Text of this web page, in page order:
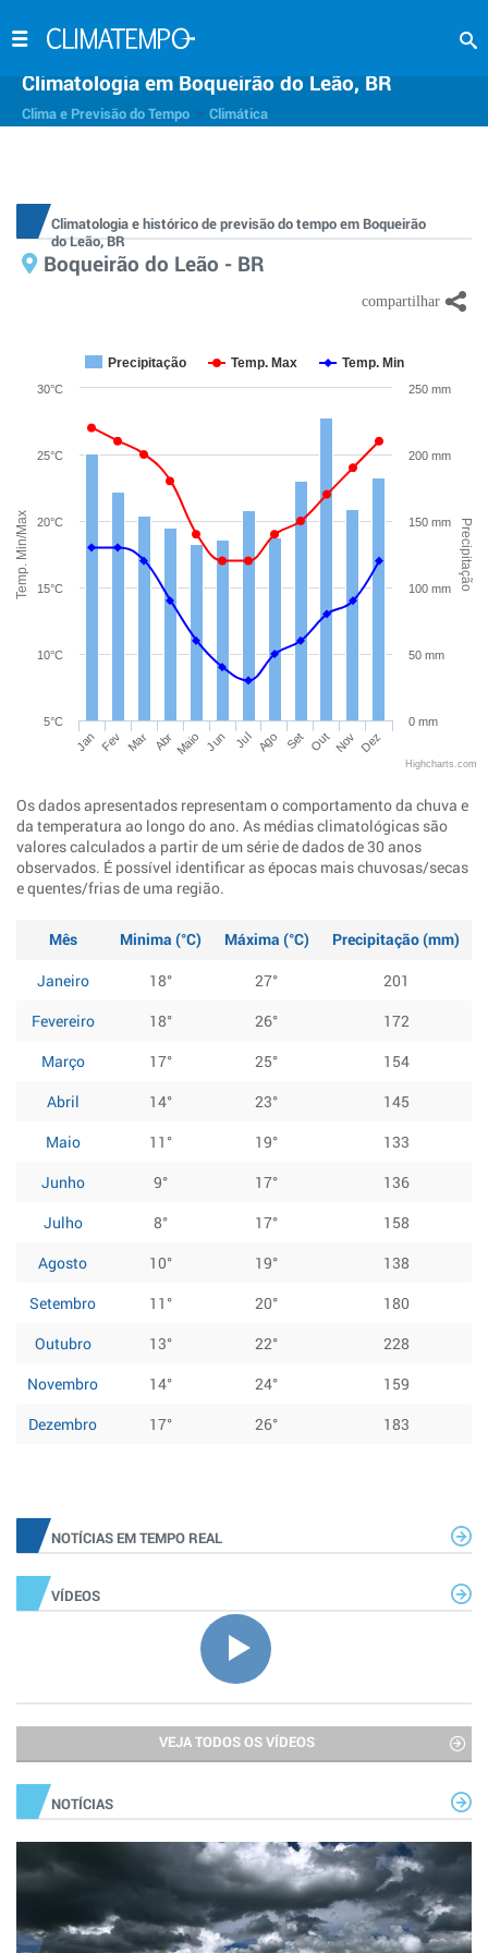
Climatologia em Boqueirão do Leão, BR
Clima e Previsão do Tempo Climática
Climatologia e histórico de previsão do tempo em Boqueirão
do Leão, BR
Boqueirão do Leão - BR
Temp. Min/Max Precipitação
Precipitação Temp. Max Temp. Min
Jan Fev Mar Abr Maio Jun Jul Ago Set Out Nov Dez
5°C
10°C
15°C
20°C
25°C
30°C
0 mm
50 mm
100 mm
150 mm
200 mm
250 mm
Highcharts.com
Os dados apresentados representam o comportamento da chuva e
da temperatura ao longo do ano. As médias climatológicas são
valores calculados a partir de um série de dados de 30 anos
observados. É possível identificar as épocas mais chuvosas/secas
e quentes/frias de uma região.
Mês Minima (°C) Máxima (°C)
Precipitação (mm)
Janeiro
18° 27°
201
Fevereiro
18° 26°
172
Março
17° 25°
154
Abril
14° 23°
145
Maio
11° 19°
133
Junho
9° 17°
136
Julho
8° 17°
158
Agosto
10° 19°
138
Setembro
11° 20°
180
Outubro
13° 22°
228
Novembro
14° 24°
159
Dezembro
17° 26° 183
NOTÍCIAS EM TEMPO REAL
VÍDEOS
VEJA TODOS OS VÍDEOS
NOTÍCIAS